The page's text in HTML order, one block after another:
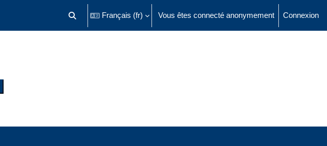
Activer/désactiver la saisie de recherche
Français ‎(fr)‎ Vous êtes connecté anonymement Connexion